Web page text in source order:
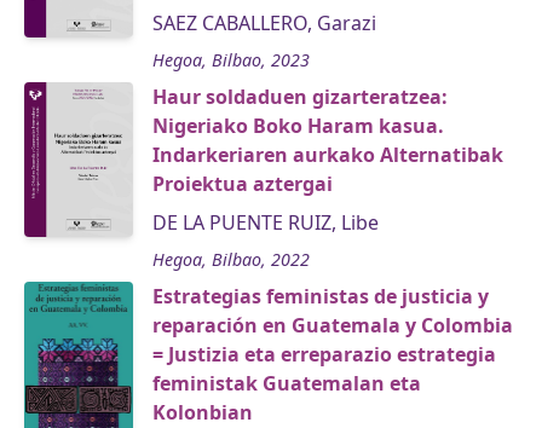
SAEZ CABALLERO, Garazi
Hegoa, Bilbao, 2023
Haur soldaduen gizarteratzea:
Nigeriako Boko Haram kasua.
Indarkeriaren aurkako Alternatibak
Proiektua aztergai
DE LA PUENTE RUIZ, Libe
Hegoa, Bilbao, 2022
Estrategias feministas de justicia y
reparación en Guatemala y Colombia
= Justizia eta erreparazio estrategia
feministak Guatemalan eta
Kolonbian